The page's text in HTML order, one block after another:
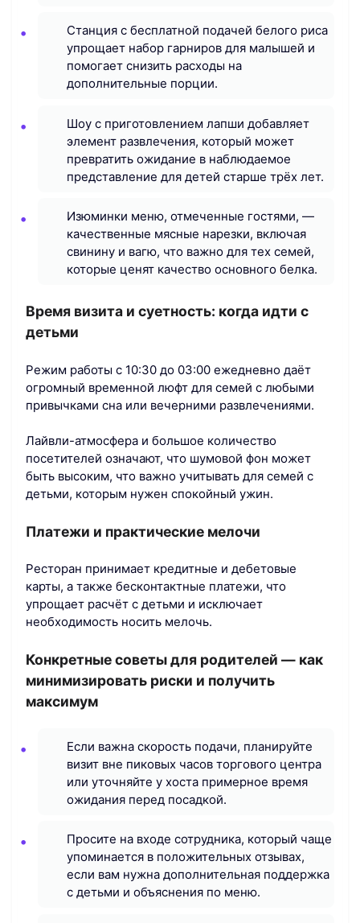
Станция с бесплатной подачей белого риса
упрощает набор гарниров для малышей и
помогает снизить расходы на
дополнительные порции.
Шоу с приготовлением лапши добавляет
элемент развлечения, который может
превратить ожидание в наблюдаемое
представление для детей старше трёх лет.
Изюминки меню, отмеченные гостями, —
качественные мясные нарезки, включая
свинину и вагю, что важно для тех семей,
которые ценят качество основного белка.
Время визита и суетность: когда идти с
детьми
Режим работы с 10:30 до 03:00 ежедневно даёт
огромный временной люфт для семей с любыми
привычками сна или вечерними развлечениями.
Лайвли-атмосфера и большое количество
посетителей означают, что шумовой фон может
быть высоким, что важно учитывать для семей с
детьми, которым нужен спокойный ужин.
Платежи и практические мелочи
Ресторан принимает кредитные и дебетовые
карты, а также бесконтактные платежи, что
упрощает расчёт с детьми и исключает
необходимость носить мелочь.
Конкретные советы для родителей — как
минимизировать риски и получить
максимум
Если важна скорость подачи, планируйте
визит вне пиковых часов торгового центра
или уточняйте у хоста примерное время
ожидания перед посадкой.
Просите на входе сотрудника, который чаще
упоминается в положительных отзывах,
если вам нужна дополнительная поддержка
с детьми и объяснения по меню.